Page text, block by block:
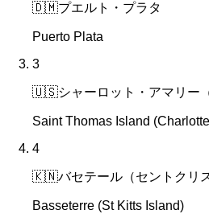
🇩🇲プエルト・プラタ
Puerto Plata
3
🇺🇸シャーロット・アマリー
Saint Thomas Island
4
🇰🇳バセテール（セントクリ
Basseterre (St Kitts Island)